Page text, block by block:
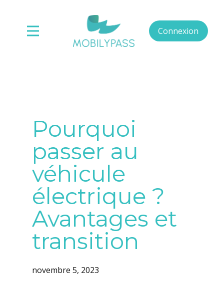
Connexion
Pourquoi
passer au
véhicule
électrique ?
Avantages et
transition
novembre 5, 2023